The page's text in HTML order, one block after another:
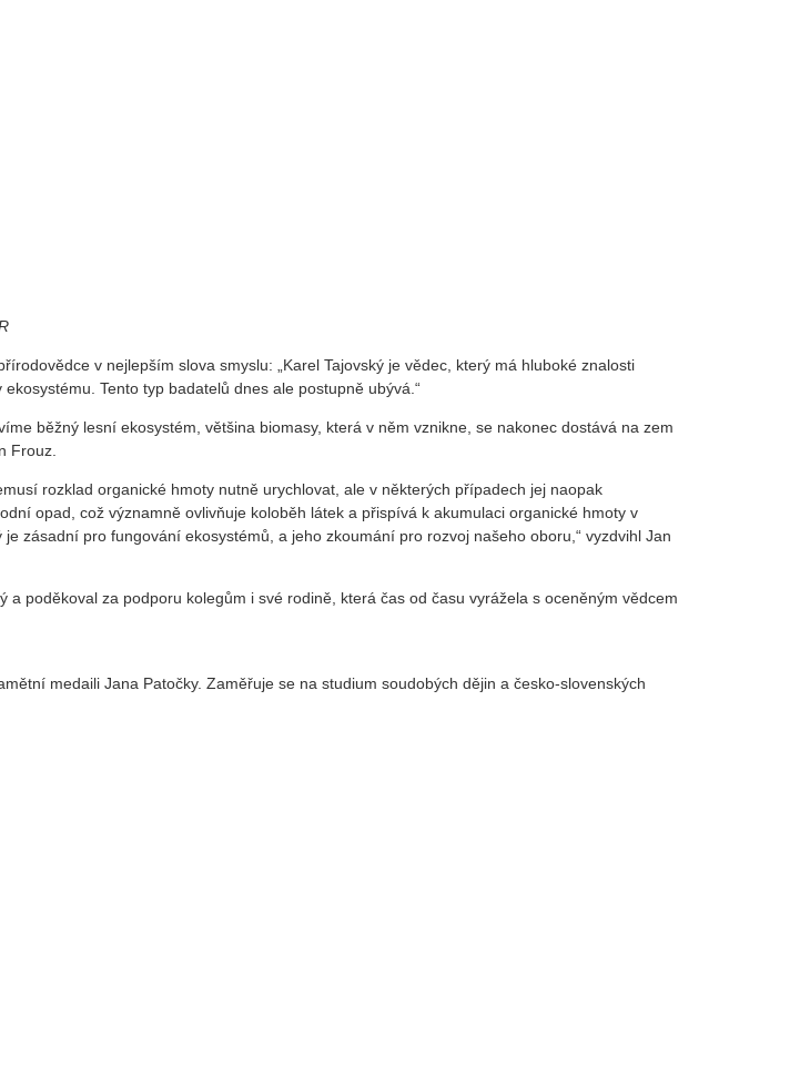
v nejlepším slova smyslu: „Karel Tajovský je vědec, který má hluboké znalosti
Tento typ badatelů dnes ale postupně ubývá.“
běžný lesní ekosystém, většina biomasy, která v něm vznikne, se nakonec dostává na zem
Frouz.
rozklad organické hmoty nutně urychlovat, ale v některých případech jej naopak
opad, což významně ovlivňuje koloběh látek a přispívá k akumulaci organické hmoty v
zásadní pro fungování ekosystémů, a jeho zkoumání pro rozvoj našeho oboru,“ vyzdvihl Jan
poděkoval za podporu kolegům i své rodině, která čas od času vyrážela s oceněným vědcem
medaili Jana Patočky. Zaměřuje se na studium soudobých dějin a česko-slovenských